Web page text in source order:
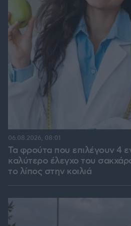
Τα φρούτα που επιλέγουν 4
καλύτερο έλεγχο του
το λίπος στην κοιλιά
06.08.2026, 08:01